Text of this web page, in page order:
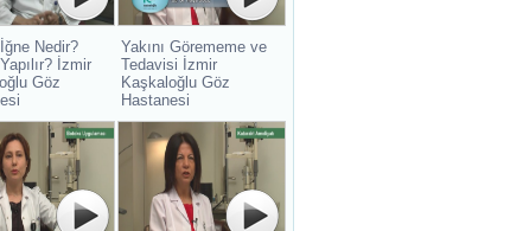
Nedir?
İzmir
Göz
Yakını Görememe ve
Tedavisi İzmir
Kaşkaloğlu Göz
Hastanesi